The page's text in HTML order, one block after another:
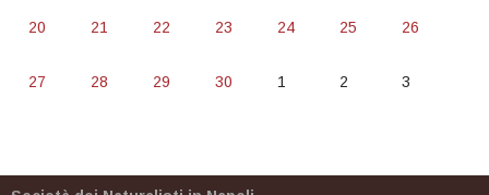
20 21 22 23 24 25 26
27 28 29 30 1 2 3